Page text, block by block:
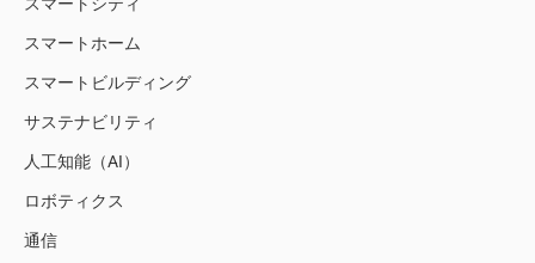
スマートシティ
スマートホーム
スマートビルディング
サステナビリティ
人工知能（AI）
ロボティクス
通信